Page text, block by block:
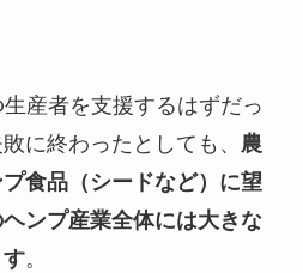
生産者を支援するはずだっ
に終わったとしても、 農
食品（シードなど）に望
ンプ産業全体には大きな
。